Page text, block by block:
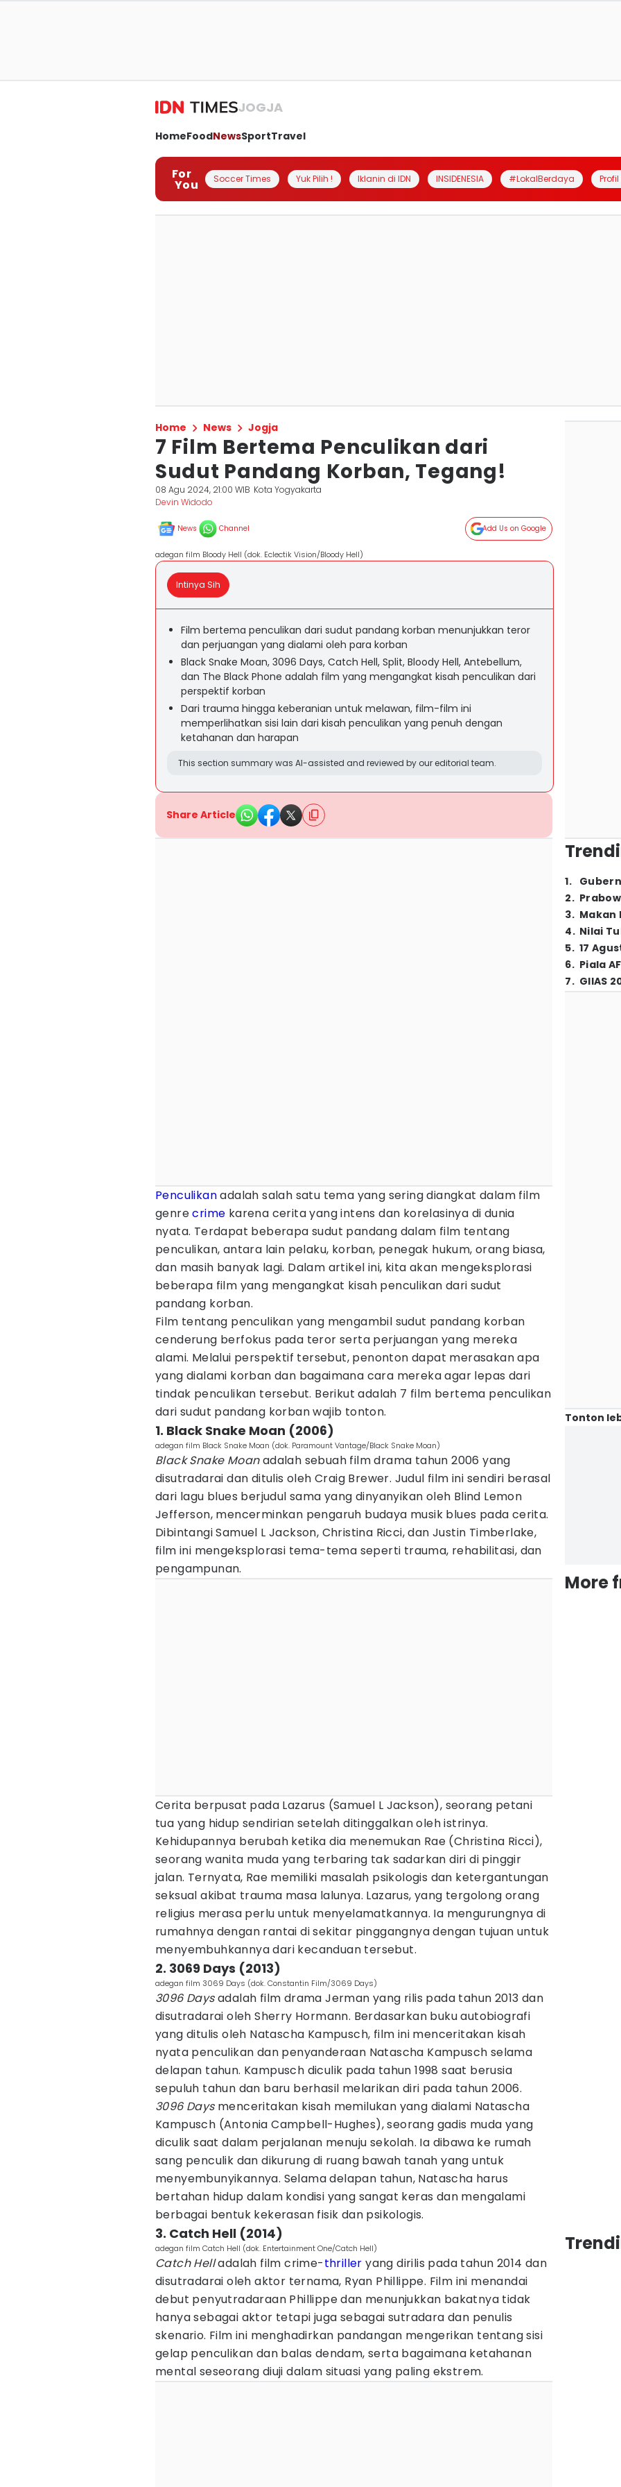
JOGJA
HomeFoodNewsSportTravel
For
You Soccer Times Yuk Pilih ! Iklanin di IDN INSIDENESIA #LokalBerdaya
Home News Jogja
7 Film Bertema Penculikan dari
Sudut Pandang Korban, Tegang!
08 Agu 2024, 21:00 WIB Kota Yogyakarta
Devin Widodo
News Channel Add Us on Google
adegan film Bloody Hell (dok. Eclectik Vision/Bloody Hell)
Intinya Sih
Film bertema penculikan dari sudut pandang korban menunjukkan teror
dan perjuangan yang dialami oleh para korban
Black Snake Moan, 3096 Days, Catch Hell, Split, Bloody Hell, Antebellum,
dan The Black Phone adalah film yang mengangkat kisah penculikan dari
perspektif korban
Dari trauma hingga keberanian untuk melawan, film-film ini
memperlihatkan sisi lain dari kisah penculikan yang penuh dengan
ketahanan dan harapan
This section summary was AI-assisted and reviewed by our editorial team.
Share Article
Penculikanadalah salah satu tema yang sering diangkat dalam film
genrecrime karena cerita yang intens dan korelasinya di dunia
nyata. Terdapat beberapa sudut pandang dalam film tentang
penculikan, antara lain pelaku, korban, penegak hukum, orang biasa,
dan masih banyak lagi. Dalam artikel ini, kita akan mengeksplorasi
beberapa film yang mengangkat kisah penculikan dari sudut
pandang korban.
Film tentang penculikan yang mengambil sudut pandang korban
cenderung berfokus pada teror serta perjuangan yang mereka
alami. Melalui perspektif tersebut, penonton dapat merasakan apa
yang dialami korban dan bagaimana cara mereka agar lepas dari
tindak penculikan tersebut. Berikut adalah 7 film bertema penculikan
dari sudut pandang korban wajib tonton.
1. Black Snake Moan (2006)
adegan film Black Snake Moan (dok. Paramount Vantage/Black Snake Moan)
Black Snake Moanadalah sebuah film drama tahun 2006 yang
disutradarai dan ditulis oleh Craig Brewer. Judul film ini sendiri berasal
dari lagu blues berjudul sama yang dinyanyikan oleh Blind Lemon
Jefferson, mencerminkan pengaruh budaya musik blues pada cerita.
Dibintangi Samuel L Jackson, Christina Ricci, dan Justin Timberlake,
film ini mengeksplorasi tema-tema seperti trauma, rehabilitasi, dan
pengampunan.
Cerita berpusat pada Lazarus (Samuel L Jackson), seorang petani
tua yang hidup sendirian setelah ditinggalkan oleh istrinya.
Kehidupannya berubah ketika dia menemukan Rae (Christina Ricci),
seorang wanita muda yang terbaring tak sadarkan diri di pinggir
jalan. Ternyata, Rae memiliki masalah psikologis dan ketergantungan
seksual akibat trauma masa lalunya. Lazarus, yang tergolong orang
religius merasa perlu untuk menyelamatkannya. Ia mengurungnya di
rumahnya dengan rantai di sekitar pinggangnya dengan tujuan untuk
menyembuhkannya dari kecanduan tersebut.
2. 3069 Days (2013)
adegan film 3069 Days (dok. Constantin Film/3069 Days)
3096 Daysadalah film drama Jerman yang rilis pada tahun 2013 dan
disutradarai oleh Sherry Hormann. Berdasarkan buku autobiografi
yang ditulis oleh Natascha Kampusch, film ini menceritakan kisah
nyata penculikan dan penyanderaan Natascha Kampusch selama
delapan tahun. Kampusch diculik pada tahun 1998 saat berusia
sepuluh tahun dan baru berhasil melarikan diri pada tahun 2006.
3096 Daysmenceritakan kisah memilukan yang dialami Natascha
Kampusch (Antonia Campbell-Hughes), seorang gadis muda yang
diculik saat dalam perjalanan menuju sekolah. Ia dibawa ke rumah
sang penculik dan dikurung di ruang bawah tanah yang untuk
menyembunyikannya. Selama delapan tahun, Natascha harus
bertahan hidup dalam kondisi yang sangat keras dan mengalami
berbagai bentuk kekerasan fisik dan psikologis.
3. Catch Hell (2014)
adegan film Catch Hell (dok. Entertainment One/Catch Hell)
Catch Helladalah film crime-thriller yang dirilis pada tahun 2014 dan
disutradarai oleh aktor ternama, Ryan Phillippe. Film ini menandai
debut penyutradaraan Phillippe dan menunjukkan bakatnya tidak
hanya sebagai aktor tetapi juga sebagai sutradara dan penulis
skenario. Film ini menghadirkan pandangan mengerikan tentang sisi
gelap penculikan dan balas dendam, serta bagaimana ketahanan
mental seseorang diuji dalam situasi yang paling ekstrem.
1.
2.
3. Makan
4. Nilai
5. 17
6. Piala
7. GIIAS
Tonton
More